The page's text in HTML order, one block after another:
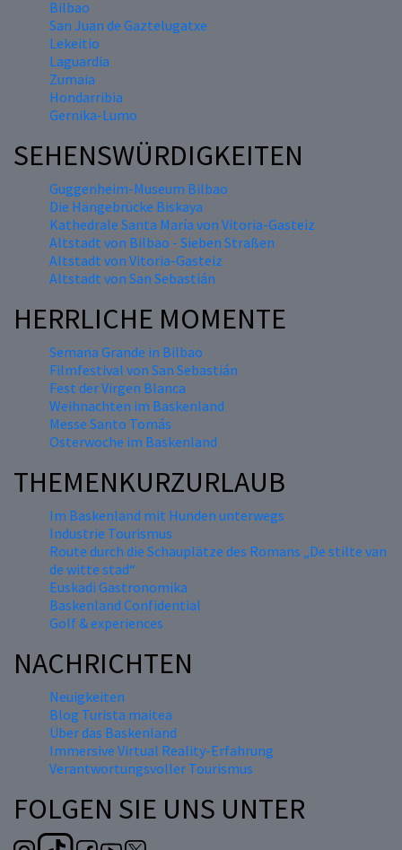
Bilbao
San Juan de Gaztelugatxe
Lekeitio
Laguardia
Zumaia
Hondarribia
Gernika-Lumo
SEHENSWÜRDIGKEITEN
Guggenheim-Museum Bilbao
Die Hängebrücke Biskaya
Kathedrale Santa María von Vitoria-Gasteiz
Altstadt von Bilbao - Sieben Straßen
Altstadt von Vitoria-Gasteiz
Altstadt von San Sebastián
HERRLICHE MOMENTE
Semana Grande in Bilbao
Filmfestival von San Sebastián
Fest der Virgen Blanca
Weihnachten im Baskenland
Messe Santo Tomás
Osterwoche im Baskenland
THEMENKURZURLAUB
Im Baskenland mit Hunden unterwegs
Industrie Tourismus
Route durch die Schauplätze des Romans „De stilte van
de witte stad“
Euskadi Gastronomika
Baskenland Confidential
Golf & experiences
NACHRICHTEN
Neuigkeiten
Blog Turista maitea
Über das Baskenland
Immersive Virtual Reality-Erfahrung
Verantwortungsvoller Tourismus
FOLGEN SIE UNS UNTER